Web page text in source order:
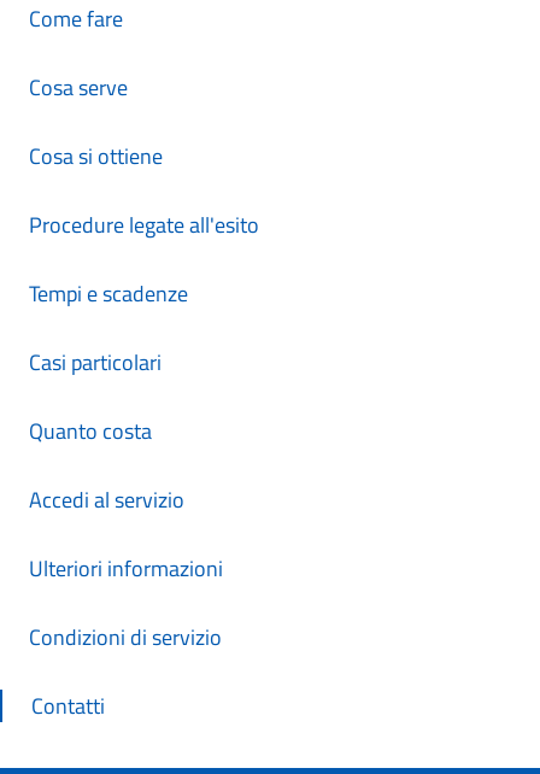
Come fare
Cosa serve
Cosa si ottiene
Procedure legate all'esito
Tempi e scadenze
Casi particolari
Quanto costa
Accedi al servizio
Ulteriori informazioni
Condizioni di servizio
Contatti